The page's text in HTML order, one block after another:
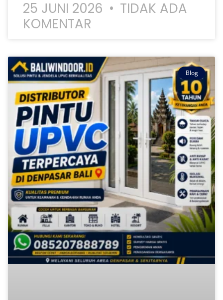
25 JUNI 2026
TIDAK ADA
KOMENTAR
Blog